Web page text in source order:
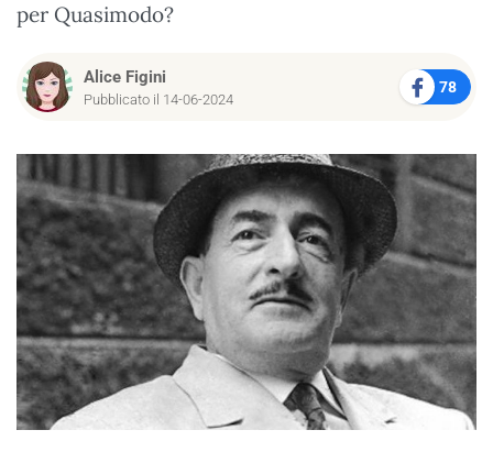
per Quasimodo?
Alice Figini
Pubblicato il 14-06-2024
78